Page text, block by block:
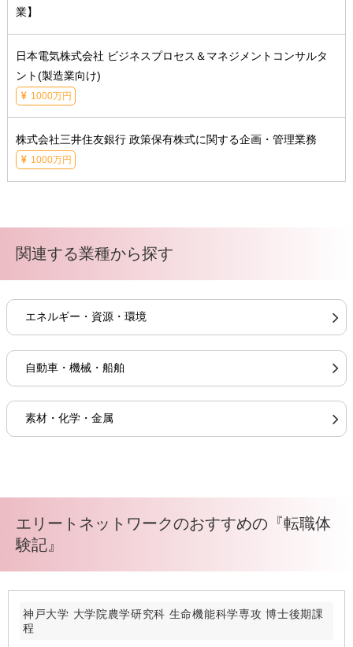
業】
日本電気株式会社 ビジネスプロセス＆マネジメントコンサルタ
ント(製造業向け)
1000万円
株式会社三井住友銀行 政策保有株式に関する企画・管理業務
1000万円
関連する業種から探す
エネルギー・資源・環境
自動車・機械・船舶
素材・化学・金属
エリートネットワークのおすすめの『転職体
験記』
神戸大学 大学院農学研究科 生命機能科学専攻 博士後期課
程